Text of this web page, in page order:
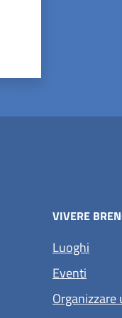
VIVERE
Luoghi
Eventi